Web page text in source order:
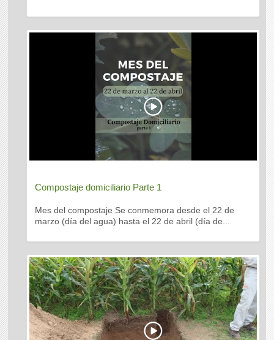
Compostaje domiciliario Parte 1
Mes del compostaje Se conmemora desde el 22 de
marzo (día del agua) hasta el 22 de abril (día de...